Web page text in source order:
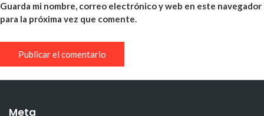
Guarda mi nombre, correo electrónico y web en este navegador
para la próxima vez que comente.
Meta